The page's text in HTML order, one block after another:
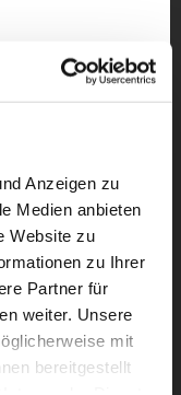
Anzeigen zu
Medien anbieten
Website zu
zu Ihrer
Partner für
weiter. Unsere
mit
bereitgestellt
auch